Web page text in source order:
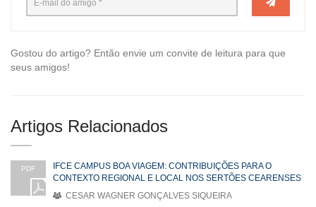
Gostou do artigo? Então envie um convite de leitura para que
seus amigos!
Artigos Relacionados
PDF
IFCE CAMPUS BOA VIAGEM: CONTRIBUIÇÕES PARA O
CONTEXTO REGIONAL E LOCAL NOS SERTÕES CEARENSES
CESAR WAGNER GONÇALVES SIQUEIRA